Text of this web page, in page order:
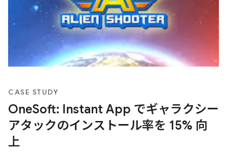
CASE STUDY
OneSoft: Instant App でギャラクシー
アタックのインストール率を 15% 向
上